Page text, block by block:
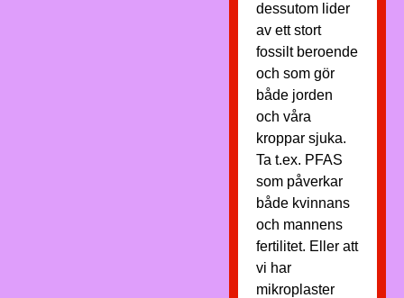
dessutom lider
av ett stort
fossilt beroende
och som gör
både jorden
och våra
kroppar sjuka.
Ta t.ex. PFAS
som påverkar
både kvinnans
och mannens
fertilitet. Eller att
vi har
mikroplaster